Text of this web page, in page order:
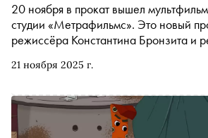
21 ноября 2025 г.
20 ноября в прокат вышел
студии «Метрафильмс». Это новый
режиссёра Константина Бронзита и
«Сноба» Александру Юдину
тщеславие в кино — неизбежность и
личности автора определяет уровень